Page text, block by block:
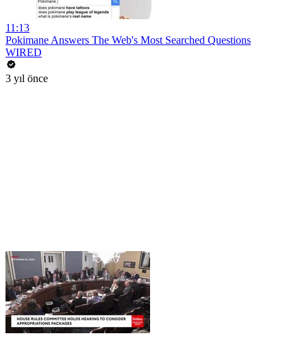
11:13
Pokimane Answers The Web's Most Searched Questions
WIRED
3 yıl önce